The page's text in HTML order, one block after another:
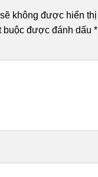
không được hiển
buộc được đánh dấu *